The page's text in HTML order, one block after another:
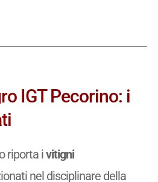
IGT Pecorino: i
riporta ivitigni
nel disciplinare della